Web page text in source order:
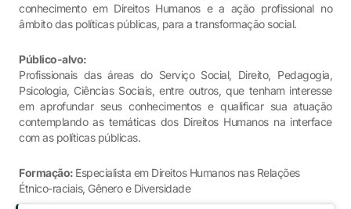
conhecimento em Direitos Humanos e a ação profissional no
âmbito das políticas públicas, para a transformação social.
Público-alvo:
Profissionais das áreas do Serviço Social, Direito, Pedagogia,
Psicologia, Ciências Sociais, entre outros, que tenham interesse
em aprofundar seus conhecimentos e qualificar sua atuação
contemplando as temáticas dos Direitos Humanos na interface
com as políticas públicas.
Formação: Especialista em Direitos Humanos nas Relações
Étnico-raciais, Gênero e Diversidade